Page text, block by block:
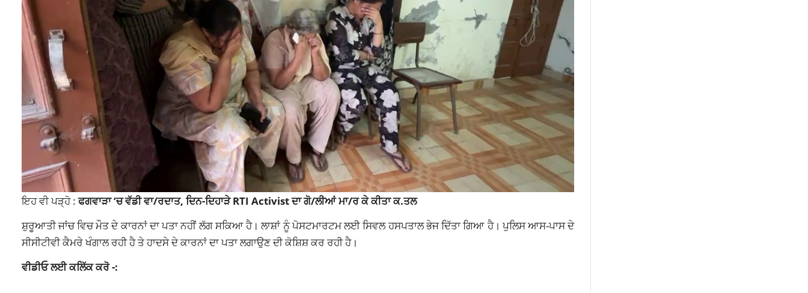
ਇਹ ਵੀ ਪੜ੍ਹੋ :ਫਗਵਾੜਾ ‘ਚ ਵੱਡੀ ਵਾ/ਰਦਾਤ, ਦਿਨ-ਦਿਹਾੜੇ RTI Activist ਦਾ ਗੋ/ਲੀਆਂ ਮਾ/ਰ ਕੇ ਕੀਤਾ ਕ.ਤਲ
ਸ਼ੁਰੂਆਤੀ ਜਾਂਚ ਵਿਚ ਮੌਤ ਦੇ ਕਾਰਨਾਂ ਦਾ ਪਤਾ ਨਹੀਂ ਲੱਗ ਸਕਿਆ ਹੈ। ਲਾਸ਼ਾਂ ਨੂੰ ਪੋਸਟਮਾਰਟਮ ਲਈ ਸਿਵਲ ਹਸਪਤਾਲ ਭੇਜ ਦਿੱਤਾ ਗਿਆ ਹੈ। ਪੁਲਿਸ ਆਸ-ਪਾਸ ਦੇ
ਸੀਸੀਟੀਵੀ ਕੈਮਰੇ ਖੰਗਾਲ ਰਹੀ ਹੈ ਤੇ ਹਾਦਸੇ ਦੇ ਕਾਰਨਾਂ ਦਾ ਪਤਾ ਲਗਾਉਣ ਦੀ ਕੋਸ਼ਿਸ਼ ਕਰ ਰਹੀ ਹੈ।
ਵੀਡੀਓ ਲਈ ਕਲਿੱਕ ਕਰੋ -: